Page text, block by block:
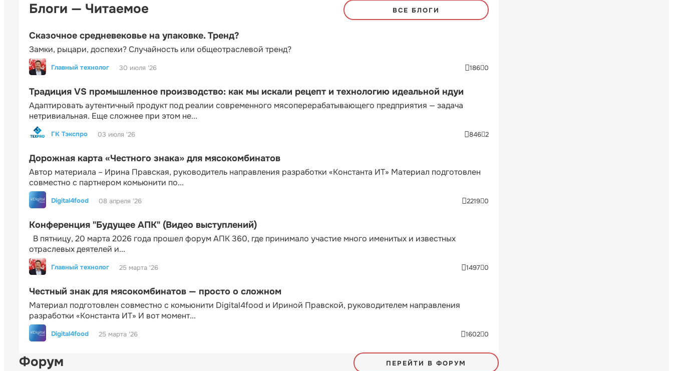
Блоги — Читаемое ВСЕ БЛОГИ
Сказочное средневековье на упаковке. Тренд?
Замки, рыцари, доспехи? Случайность или общеотраслевой тренд?
Главный технолог 30 июля '26 186 0
Традиция VS промышленное производство: как мы искали рецепт и технологию идеальной ндуи
Адаптировать аутентичный продукт под реалии современного мясоперерабатывающего предприятия — задача
нетривиальная. Еще сложнее при этом не...
ГК Тэкспро 03 июля '26 846 2
Дорожная карта «Честного знака» для мясокомбинатов
Автор материала – Ирина Правская, руководитель направления разработки «Константа ИТ» Материал подготовлен
совместно с партнером комьюнити по...
Digital4food 08 апреля '26 2219 0
Конференция "Будущее АПК" (Видео выступлений)
В пятницу, 20 марта 2026 года прошел форум АПК 360, где принимало участие много именитых и известных
отраслевых деятелей и...
Главный технолог 25 марта '26 1497 0
Честный знак для мясокомбинатов — просто о сложном
Материал подготовлен совместно с комьюнити Digital4food и Ириной Правской, руководителем направления
разработки «Константа ИТ» И вот момент...
Digital4food 25 марта '26 1602 0
Форум ПЕРЕЙТИ В ФОРУМ